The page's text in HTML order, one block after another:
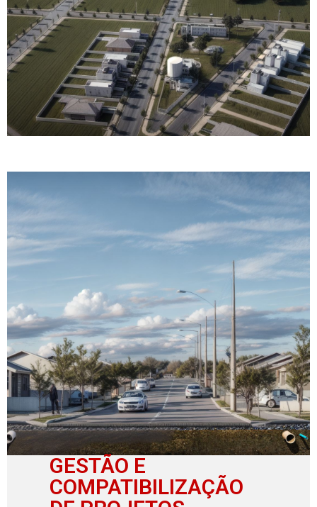
GESTÃO E
COMPATIBILIZAÇÃO